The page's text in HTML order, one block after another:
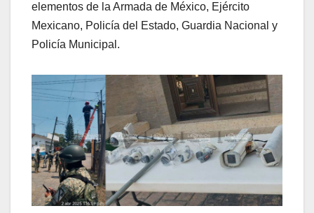
elementos de la Armada de México, Ejército
Mexicano, Policía del Estado, Guardia Nacional y
Policía Municipal.